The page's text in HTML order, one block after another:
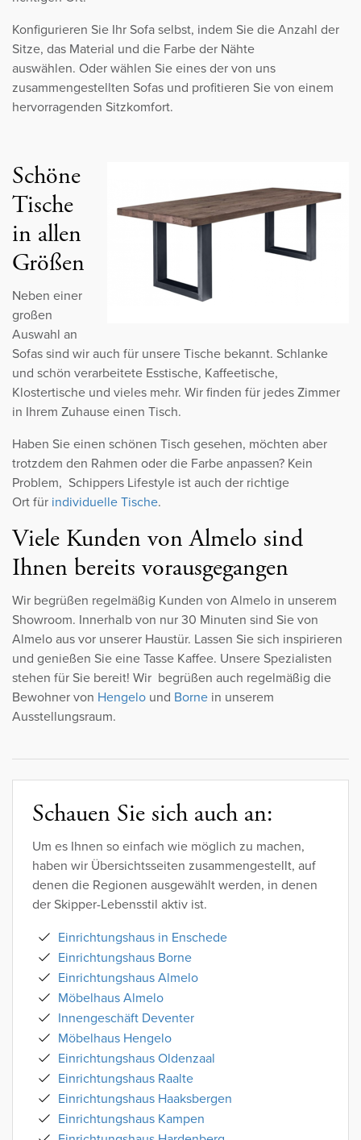
Konfigurieren Sie Ihr Sofa selbst, indem Sie die Anzahl der
Sitze, das Material und die Farbe der Nähte
auswählen. Oder wählen Sie eines der von uns
zusammengestellten Sofas und profitieren Sie von einem
hervorragenden Sitzkomfort.
Schöne
Tische
in allen
Größen
Neben einer
großen
Auswahl an
Sofas sind wir auch für unsere Tische bekannt. Schlanke
und schön verarbeitete Esstische, Kaffeetische,
Klostertische und vieles mehr. Wir finden für jedes Zimmer
in Ihrem Zuhause einen Tisch.
Haben Sie einen schönen Tisch gesehen, möchten aber
trotzdem den Rahmen oder die Farbe anpassen? Kein
Problem, Schippers Lifestyle ist auch der richtige
Ort für individuelle Tische.
Viele Kunden von Almelo sind
Ihnen bereits vorausgegangen
Wir begrüßen regelmäßig Kunden von Almelo in unserem
Showroom. Innerhalb von nur 30 Minuten sind Sie von
Almelo aus vor unserer Haustür. Lassen Sie sich inspirieren
und genießen Sie eine Tasse Kaffee. Unsere Spezialisten
stehen für Sie bereit! Wir begrüßen auch regelmäßig die
Bewohner von Hengelo und Borne in unserem
Ausstellungsraum.
Schauen Sie sich auch an:
Um es Ihnen so einfach wie möglich zu machen,
haben wir Übersichtsseiten zusammengestellt, auf
denen die Regionen ausgewählt werden, in denen
der Skipper-Lebensstil aktiv ist.
Einrichtungshaus in Enschede
Einrichtungshaus Borne
Einrichtungshaus Almelo
Möbelhaus Almelo
Innengeschäft Deventer
Möbelhaus Hengelo
Einrichtungshaus Oldenzaal
Einrichtungshaus Raalte
Einrichtungshaus Haaksbergen
Einrichtungshaus Kampen